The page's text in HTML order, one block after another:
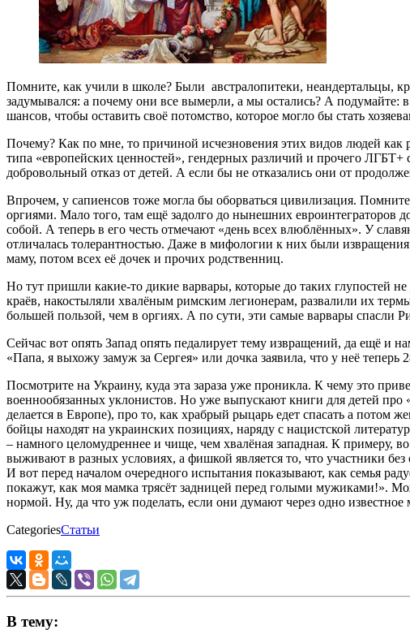
Помните, как учили в школе? Были австралопитеки, неандертальцы,
задумывался: а почему они все вымерли, а мы остались? А
шансов, чтобы оставить своё потомство, которое могло бы стать
Почему? Как по мне, то причиной исчезновения этих видов людей как
типа «европейских ценностей», гендерных различий и прочего
добровольный отказ от детей. А если бы не отказались они от
Впрочем, у сапиенсов тоже могла бы оборваться цивилизация.
оргиями. Мало того, там ещё задолго до нынешних
собой. А теперь в его честь отмечают «день всех влюблённых». У
отличалась толерантностью. Даже в мифологии к них были
маму, потом всех её дочек и прочих родственниц.
Но тут пришли какие-то дикие варвары, которые до таких глупостей
краёв, накостыляли хвалёным римским легионерам, развалили их
большей пользой, чем в оргиях. А по сути, эти самые варвары спасли
Сейчас вот опять Запад опять педалирует тему извращений, да ещё и
«Папа, я выхожу замуж за Сергея» или дочка заявила, что у неё
Посмотрите на Украину, куда эта зараза уже проникла. К чему это
военнообязанных уклонистов. Но уже выпускают книги для детей про
делается в Европе), про то, как храбрый рыцарь едет спасать а
бойцы находят на украинских позициях, наряду с нацистской
– намного целомудреннее и чище, чем хвалёная западная. К примеру,
выживают в разных условиях, а фишкой является то, что участники
И вот перед началом очередного испытания показывают, как семья
покажут, как моя мамка трясёт задницей перед голыми мужиками!».
нормой. Ну, да что уж поделать, если они думают через одно известное
CategoriesСтатьи
В тему: